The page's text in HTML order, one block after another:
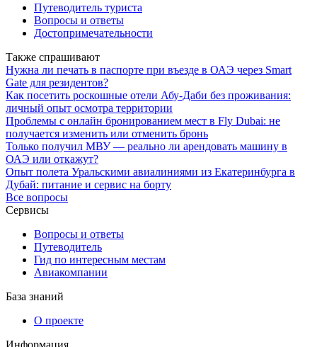
Путеводитель туриста
Вопросы и ответы
Достопримечательности
Также спрашивают
Нужна ли печать в паспорте при въезде в ОАЭ через Smart
Gate для резидентов?
Как посетить роскошные отели Абу-Даби без проживания:
личный опыт осмотра территории
Проблемы с онлайн бронированием мест в Fly Dubai: не
получается изменить или отменить бронь
Только получил МВУ — реально ли арендовать машину в
ОАЭ или откажут?
Опыт полета Уральскими авиалиниями из Екатеринбурга в
Дубай: питание и сервис на борту
Все вопросы
Сервисы
Вопросы и ответы
Путеводитель
Гид по интересным местам
Авиакомпании
База знаний
О проекте
Информация